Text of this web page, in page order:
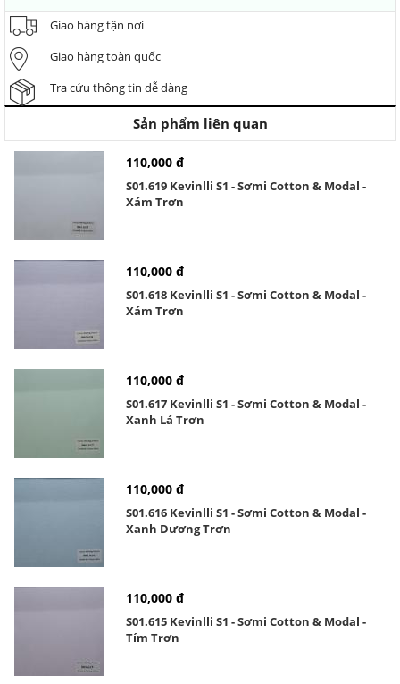
Giao hàng tận nơi
Giao hàng toàn quốc
Tra cứu thông tin dễ dàng
Sản phẩm liên quan
110,000 đ
S01.619 Kevinlli S1 - Sơmi Cotton & Modal -
Xám Trơn
110,000 đ
S01.618 Kevinlli S1 - Sơmi Cotton & Modal -
Xám Trơn
110,000 đ
S01.617 Kevinlli S1 - Sơmi Cotton & Modal -
Xanh Lá Trơn
110,000 đ
S01.616 Kevinlli S1 - Sơmi Cotton & Modal -
Xanh Dương Trơn
110,000 đ
S01.615 Kevinlli S1 - Sơmi Cotton & Modal -
Tím Trơn